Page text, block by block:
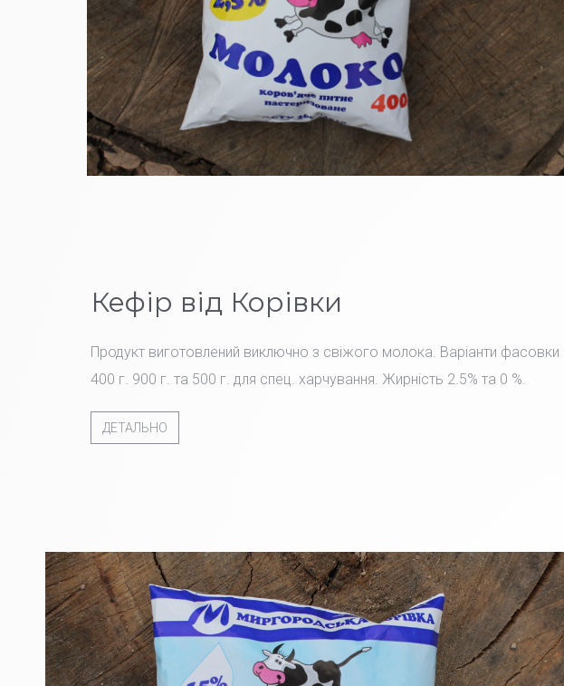
Кефір від Корівки
Продукт виготовлений виключно з свіжого молока. Варіанти фасовки
400 г. 900 г. та 500 г. для спец. харчування. Жирність 2.5% та 0 %.
ДЕТАЛЬНО